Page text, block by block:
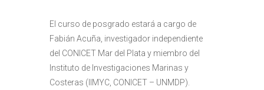
El curso de posgrado estará a cargo de
Fabián Acuña, investigador independiente
del CONICET Mar del Plata y miembro del
Instituto de Investigaciones Marinas y
Costeras (IIMYC, CONICET – UNMDP).